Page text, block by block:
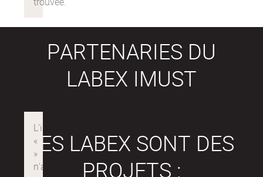
PARTENARIES DU
LABEX IMUST
LES LABEX SONT DES
PROJETS :